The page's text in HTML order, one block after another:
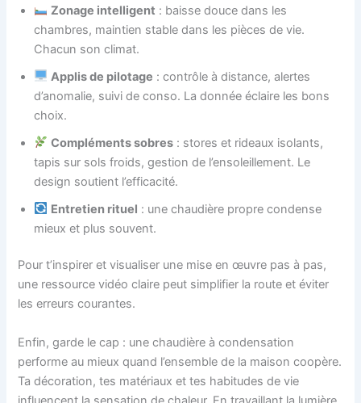
Zonage intelligent : baisse douce dans les
chambres, maintien stable dans les pièces de vie.
Chacun son climat.
Applis de pilotage : contrôle à distance, alertes
d’anomalie, suivi de conso. La donnée éclaire les bons
choix.
Compléments sobres : stores et rideaux isolants,
tapis sur sols froids, gestion de l’ensoleillement. Le
design soutient l’efficacité.
Entretien rituel : une chaudière propre condense
mieux et plus souvent.
Pour t’inspirer et visualiser une mise en œuvre pas à pas,
une ressource vidéo claire peut simplifier la route et éviter
les erreurs courantes.
Enfin, garde le cap : une chaudière à condensation
performe au mieux quand l’ensemble de la maison coopère.
Ta décoration, tes matériaux et tes habitudes de vie